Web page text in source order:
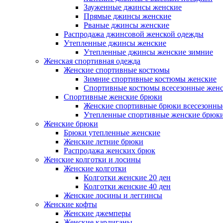
Зауженные джинсы женские
Прямые джинсы женские
Рваные джинсы женские
Распродажа джинсовой женской одежды
Утепленные джинсы женские
Утепленные джинсы женские зимние
Женская спортивная одежда
Женские спортивные костюмы
Зимние спортивные костюмы женские
Спортивные костюмы всесезонные
Спортивные женские брюки
Женские спортивные брюки
Утепленные спортивные женские
Женские брюки
Брюки утепленные женские
Женские летние брюки
Распродажа женских брюк
Женские колготки и лосины
Женские колготки
Колготки женские 20 ден
Колготки женские 40 ден
Женские лосины и леггинсы
Женские кофты
Женские джемперы